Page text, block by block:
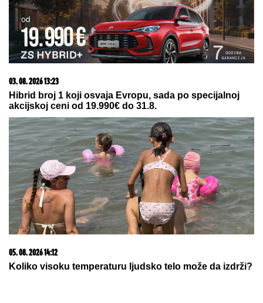
Zaradila je 120.000 evra od Elite 9, a sada je otkrila
da je deo ove sume uložila u promenu profesije
VEK:Stogodišnja Mirjana Petrović iz
Cikota u Gornjem Jadru sama brine
o domaćinstvu (FOTO)
BOBAN SEKAO DRVA, ZA PAR
SEKUNDI JE GLEDAO SMRTI U OČI:
Ispovest Vranjanca kojeg je ubo
stršljen ledi krv u žilama